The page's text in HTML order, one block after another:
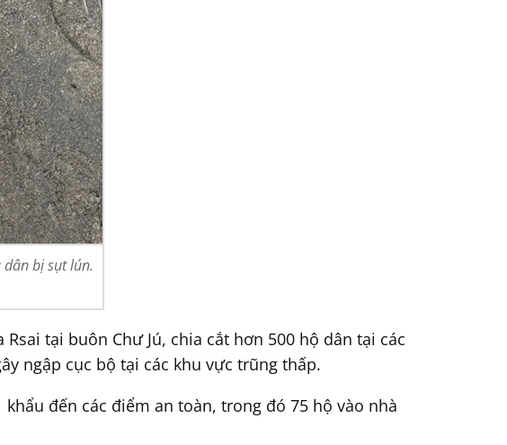
bị sụt lún.
tại buôn Chư Jú, chia cắt hơn 500 hộ dân tại các
ngập cục bộ tại các khu vực trũng thấp.
đến các điểm an toàn, trong đó 75 hộ vào nhà